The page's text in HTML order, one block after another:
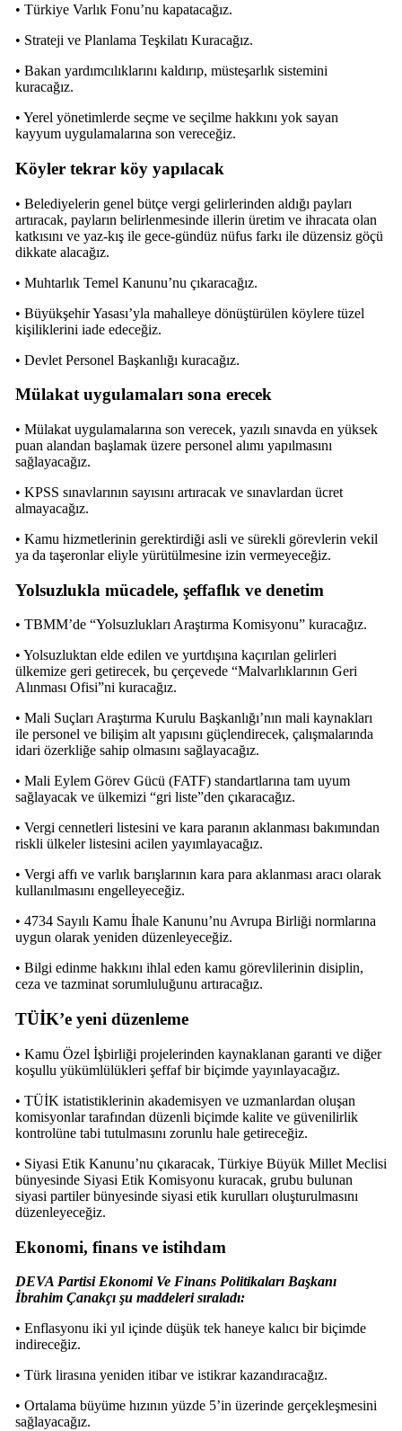
• Türkiye Varlık Fonu’nu kapatacağız.
• Strateji ve Planlama Teşkilatı Kuracağız.
• Bakan yardımcılıklarını kaldırıp, müsteşarlık sistemini
kuracağız.
• Yerel yönetimlerde seçme ve seçilme hakkını yok sayan
kayyum uygulamalarına son vereceğiz.
Köyler tekrar köy yapılacak
• Belediyelerin genel bütçe vergi gelirlerinden aldığı payları
artıracak, payların belirlenmesinde illerin üretim ve ihracata olan
katkısını ve yaz-kış ile gece-gündüz nüfus farkı ile düzensiz göçü
dikkate alacağız.
• Muhtarlık Temel Kanunu’nu çıkaracağız.
• Büyükşehir Yasası’yla mahalleye dönüştürülen köylere tüzel
kişiliklerini iade edeceğiz.
• Devlet Personel Başkanlığı kuracağız.
Mülakat uygulamaları sona erecek
• Mülakat uygulamalarına son verecek, yazılı sınavda en yüksek
puan alandan başlamak üzere personel alımı yapılmasını
sağlayacağız.
• KPSS sınavlarının sayısını artıracak ve sınavlardan ücret
almayacağız.
• Kamu hizmetlerinin gerektirdiği asli ve sürekli görevlerin vekil
ya da taşeronlar eliyle yürütülmesine izin vermeyeceğiz.
Yolsuzlukla mücadele, şeffaflık ve denetim
• TBMM’de “Yolsuzlukları Araştırma Komisyonu” kuracağız.
• Yolsuzluktan elde edilen ve yurtdışına kaçırılan gelirleri
ülkemize geri getirecek, bu çerçevede “Malvarlıklarının Geri
Alınması Ofisi”ni kuracağız.
• Mali Suçları Araştırma Kurulu Başkanlığı’nın mali kaynakları
ile personel ve bilişim alt yapısını güçlendirecek, çalışmalarında
idari özerkliğe sahip olmasını sağlayacağız.
• Mali Eylem Görev Gücü (FATF) standartlarına tam uyum
sağlayacak ve ülkemizi “gri liste”den çıkaracağız.
• Vergi cennetleri listesini ve kara paranın aklanması bakımından
riskli ülkeler listesini acilen yayımlayacağız.
• Vergi affı ve varlık barışlarının kara para aklanması aracı olarak
kullanılmasını engelleyeceğiz.
• 4734 Sayılı Kamu İhale Kanunu’nu Avrupa Birliği normlarına
uygun olarak yeniden düzenleyeceğiz.
• Bilgi edinme hakkını ihlal eden kamu görevlilerinin disiplin,
ceza ve tazminat sorumluluğunu artıracağız.
TÜİK’e yeni düzenleme
• Kamu Özel İşbirliği projelerinden kaynaklanan garanti ve diğer
koşullu yükümlülükleri şeffaf bir biçimde yayınlayacağız.
• TÜİK istatistiklerinin akademisyen ve uzmanlardan oluşan
komisyonlar tarafından düzenli biçimde kalite ve güvenilirlik
kontrolüne tabi tutulmasını zorunlu hale getireceğiz.
• Siyasi Etik Kanunu’nu çıkaracak, Türkiye Büyük Millet Meclisi
bünyesinde Siyasi Etik Komisyonu kuracak, grubu bulunan
siyasi partiler bünyesinde siyasi etik kurulları oluşturulmasını
düzenleyeceğiz.
Ekonomi, finans ve istihdam
DEVA Partisi Ekonomi Ve Finans Politikaları Başkanı
İbrahim Çanakçı şu maddeleri sıraladı:
• Enflasyonu iki yıl içinde düşük tek haneye kalıcı bir biçimde
indireceğiz.
• Türk lirasına yeniden itibar ve istikrar kazandıracağız.
• Ortalama büyüme hızının yüzde 5’in üzerinde gerçekleşmesini
sağlayacağız.